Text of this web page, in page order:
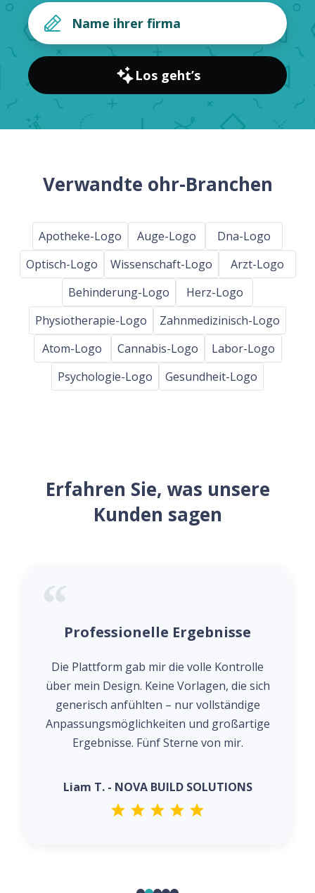
Los geht’s
Verwandte ohr-Branchen
Apotheke-Logo Auge-Logo
Dna-Logo
Optisch-Logo
Wissenschaft-Logo
Arzt-Logo
Behinderung-Logo
Herz-Logo
Physiotherapie-Logo
Zahnmedizinisch-Logo
Atom-Logo
Cannabis-Logo
Labor-Logo
Psychologie-Logo
Gesundheit-Logo
Erfahren Sie, was unsere
Kunden sagen
Professionelle Ergebnisse
Die Plattform gab mir die volle Kontrolle
über mein Design. Keine Vorlagen, die sich
generisch anfühlten – nur vollständige
Anpassungsmöglichkeiten und großartige
Ergebnisse. Fünf Sterne von mir.
Liam T. - NOVA BUILD SOLUTIONS